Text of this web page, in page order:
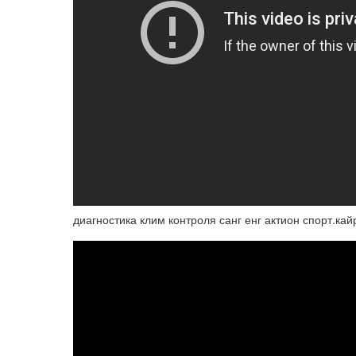
диагностика клим контроля санг енг актион